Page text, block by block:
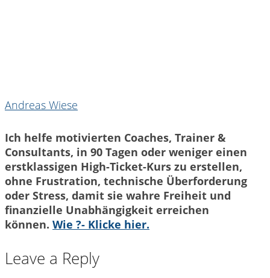
Andreas Wiese
Ich helfe motivierten Coaches, Trainer &
Consultants, in 90 Tagen oder weniger einen
erstklassigen High-Ticket-Kurs zu erstellen,
ohne Frustration, technische Überforderung
oder Stress, damit sie wahre Freiheit und
finanzielle Unabhängigkeit erreichen
können. Wie ?- Klicke hier.
Leave a Reply